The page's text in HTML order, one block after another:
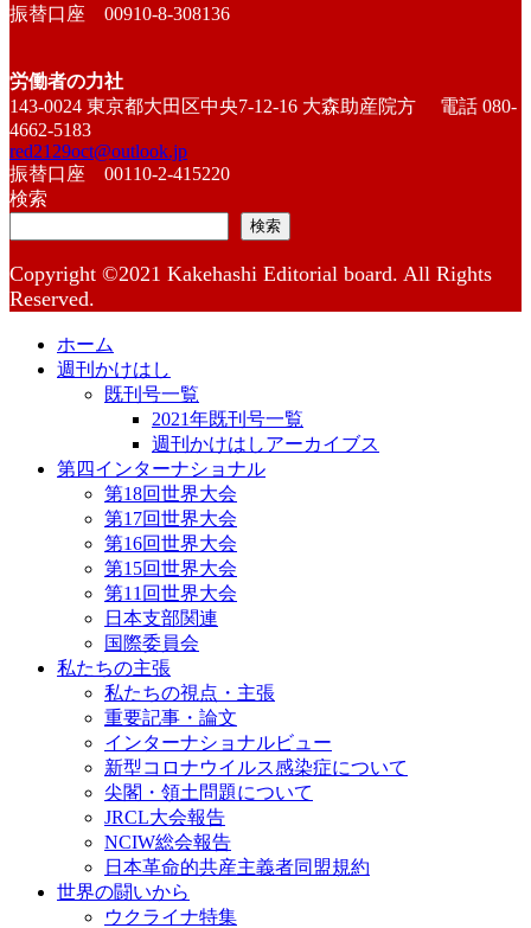
振替口座 00910-8-308136
労働者の力社
143-0024 東京都大田区中央7-12-16 大森助産院方 電話 080-
4662-5183
red2129oct@outlook.jp
振替口座 00110-2-415220
検索
検索
Copyright ©2021 Kakehashi Editorial board. All Rights
Reserved.
ホーム
週刊かけはし
既刊号一覧
2021年既刊号一覧
週刊かけはしアーカイブス
第四インターナショナル
第18回世界大会
第17回世界大会
第16回世界大会
第15回世界大会
第11回世界大会
日本支部関連
国際委員会
私たちの主張
私たちの視点・主張
重要記事・論文
インターナショナルビュー
新型コロナウイルス感染症について
尖閣・領土問題について
JRCL大会報告
NCIW総会報告
日本革命的共産主義者同盟規約
世界の闘いから
ウクライナ特集